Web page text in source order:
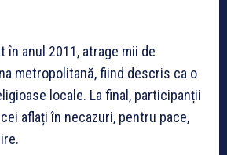
în anul 2011, atrage mii de
metropolitană, fiind descris ca o
locale. La final, participanții
aflați în necazuri, pentru pace,